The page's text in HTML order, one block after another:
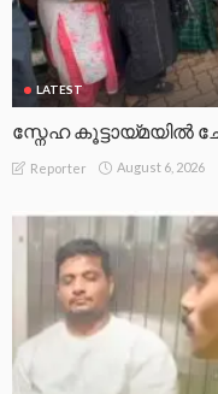
LATEST
സ്നേഹ
Reporter August 6, 2026